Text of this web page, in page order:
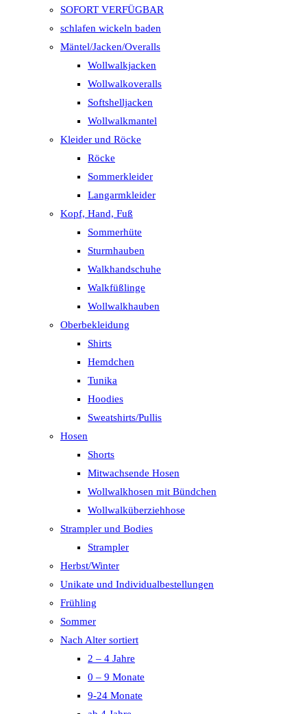
SOFORT VERFÜGBAR
schlafen wickeln baden
Mäntel/Jacken/Overalls
Wollwalkjacken
Wollwalkoveralls
Softshelljacken
Wollwalkmantel
Kleider und Röcke
Röcke
Sommerkleider
Langarmkleider
Kopf, Hand, Fuß
Sommerhüte
Sturmhauben
Walkhandschuhe
Walkfüßlinge
Wollwalkhauben
Oberbekleidung
Shirts
Hemdchen
Tunika
Hoodies
Sweatshirts/Pullis
Hosen
Shorts
Mitwachsende Hosen
Wollwalkhosen mit Bündchen
Wollwalküberziehhose
Strampler und Bodies
Strampler
Herbst/Winter
Unikate und Individualbestellungen
Frühling
Sommer
Nach Alter sortiert
2 – 4 Jahre
0 – 9 Monate
9-24 Monate